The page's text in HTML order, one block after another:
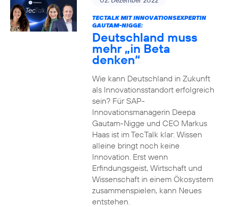
TECTALK MIT INNOVATIONSEXPERTIN
GAUTAM-NIGGE:
Deutschland muss
mehr „in Beta
denken“
Wie kann Deutschland in Zukunft
als Innovationsstandort erfolgreich
sein? Für SAP-
Innovationsmanagerin Deepa
Gautam-Nigge und CEO Markus
Haas ist im TecTalk klar: Wissen
alleine bringt noch keine
Innovation. Erst wenn
Erfindungsgeist, Wirtschaft und
Wissenschaft in einem Ökosystem
zusammenspielen, kann Neues
entstehen.